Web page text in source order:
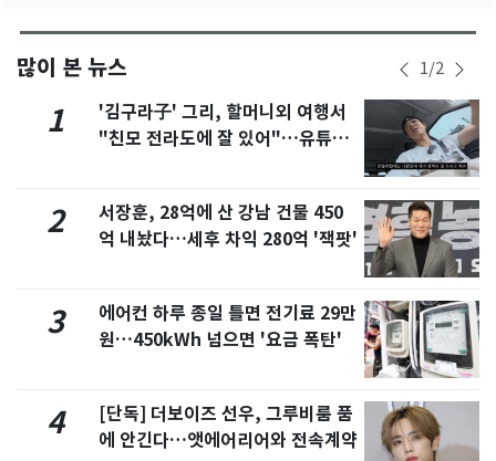
많이 본 뉴스 1/2
1
'김구라子' 그리, 할머니외 여행서
"친모 전라도에 잘 있어"…유튜브
2
서장훈, 28억에 산 강남 건물 450
억 내놨다…세후 차익 280억 '잭팟'
3
에어컨 하루 종일 틀면 전기료 29만
원…450kWh 넘으면 '요금 폭탄'
4
[단독] 더보이즈 선우, 그루비룸 품
에 안긴다…앳에어리어와 전속계약